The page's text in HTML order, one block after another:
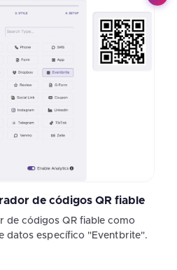
de códigos QR fiable
de códigos QR fiable como
datos específico "Eventbrite".